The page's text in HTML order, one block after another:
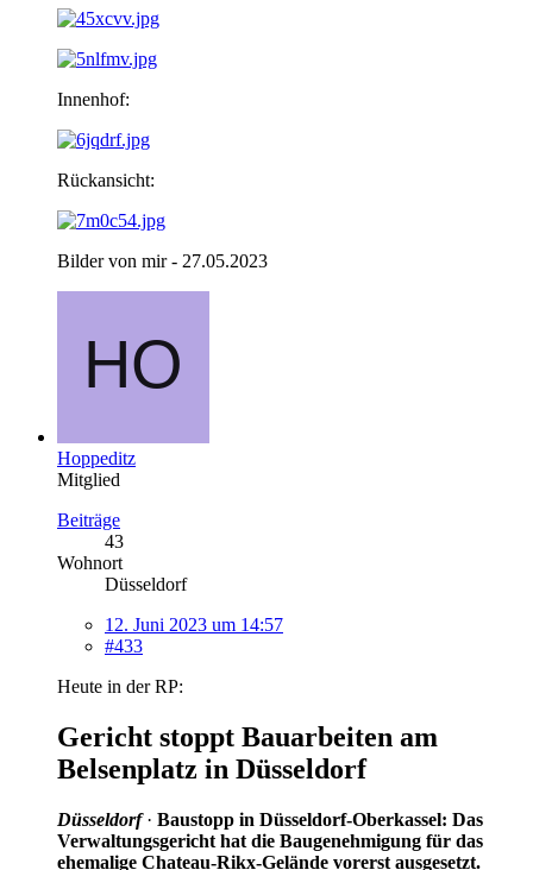
Innenhof:
Rückansicht:
Bilder von mir - 27.05.2023
Hoppeditz
Mitglied
Beiträge
43
Wohnort
Düsseldorf
12. Juni 2023 um 14:57
#433
Heute in der RP:
Gericht stoppt Bauarbeiten am
Belsenplatz in Düsseldorf
Düsseldorf· Baustopp in Düsseldorf-Oberkassel: Das
Verwaltungsgericht hat die Baugenehmigung für das
ehemalige Chateau-Rikx-Gelände vorerst ausgesetzt.